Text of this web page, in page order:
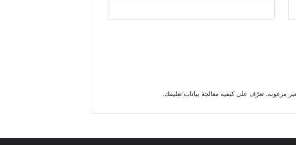
تعرّف على كيفية معالجة بيانات تعليقك.